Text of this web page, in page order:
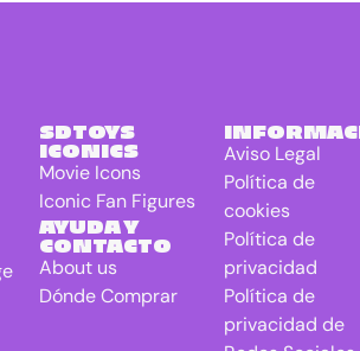
SDTOYS
ICONICS
Movie Icons
Iconic Fan Figures
AYUDA Y
CONTACTO
About us
Dónde Comprar
Aviso Legal
Política de
cookies
Política de
privacidad
Política de
privacidad de